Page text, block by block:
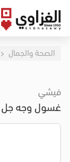
الصحة والجمال
فيشي
غسول وجه جل